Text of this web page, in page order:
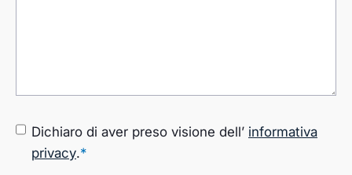
CONSENSO*
Dichiaro di aver preso visione dell’ informativa
privacy.*